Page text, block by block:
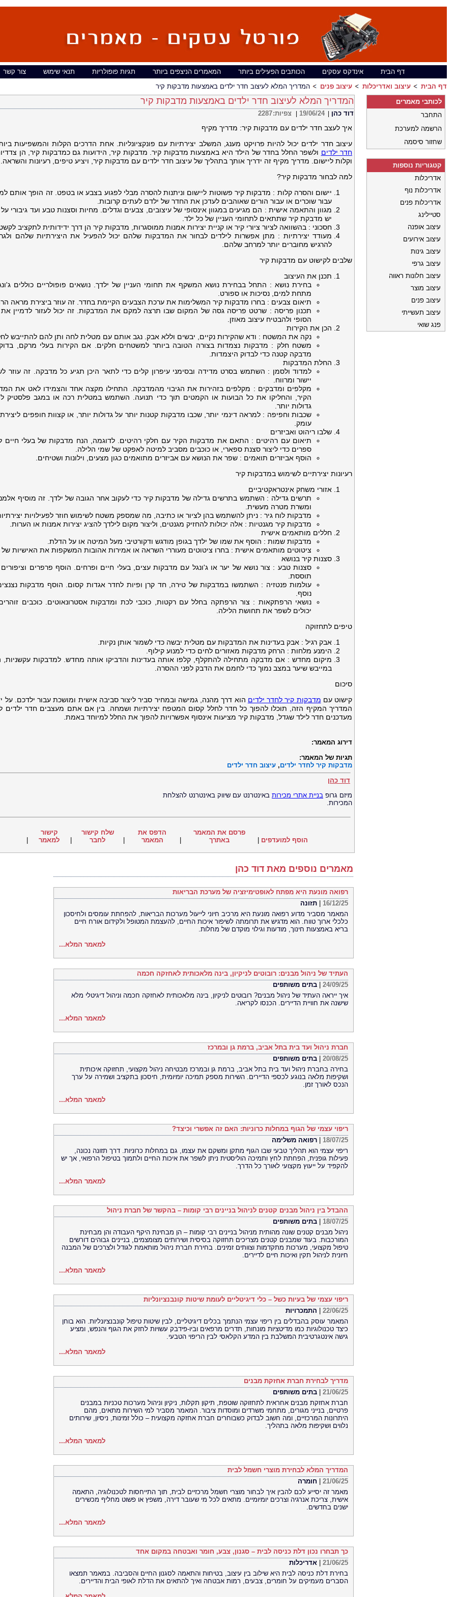
דף הבית אינדקס עסקים הכותבים הפעילים ביותר המאמרים הניצפים ביותר תגיות פופולריות תנאי שימוש
צור קשר
דף הבית
עיצוב ואדריכלות עיצוב פנים המדריך המלא לעיצוב חדר ילדים באמצעות מדבקות קיר
המדריך המלא לעיצוב חדר ילדים באמצעות מדבקות קיר
דוד כהן 19/06/24 צפיות:2287
איך לעצב חדר ילדים עם מדבקות קיר: מדריך מקיף
עיצוב חדר ילדים יכול להיות פרויקט מענג, המשלב יצירתיות עם פונקציונליות. אחת הדרכים הקלות והמשפיעות
חדר ילדים ולשפר החלל בחדר של הילד היא באמצעות מדבקות קיר. מדבקות קיר, הידועות גם כמדבקות קיר, הן
וקלות ליישום. מדריך מקיף זה ידריך אותך בתהליך של עיצוב חדר ילדים עם מדבקות קיר, ויציע טיפים, רעיונות והשראה.
למה לבחור מדבקות קיר?
יישום והסרה קלות : מדבקות קיר פשוטות ליישום וניתנות להסרה מבלי לפגוע בצבע או בטפט. זה הופך אותם
עבור שוכרים או עבור הורים שאוהבים לעדכן את החדר של ילדם לעתים קרובות.
מגוון והתאמה אישית : הם מגיעים במגוון אינסופי של עיצובים, צבעים וגדלים. מחיות וסצנות טבע ועד גיבורי על
יש מדבקת קיר שתתאים לתחומי העניין של כל ילד.
חסכוני : בהשוואה לציור ציורי קיר או קניית יצירות אמנות ממוסגרות, מדבקות קיר הן דרך ידידותית לתקציב
מעודד יצירתיות : מתן אפשרות לילדים לבחור את המדבקות שלהם יכול להפעיל את היצירתיות שלהם
להרגיש מחוברים יותר למרחב שלהם.
שלבים לקישוט עם מדבקות קיר
תכנן את העיצוב
בחירת נושא : התחל בבחירת נושא המשקף את תחומי העניין של ילדך. נושאים פופולריים כוללים
מתחת למים, נסיכות או ספורט.
תיאום צבעים : בחרו מדבקות קיר המשלימות את ערכת הצבעים הקיימת בחדר. זה עוזר ביצירת מראה
תכנון פריסה : שרטט פריסה גסה של המקום שבו תרצה למקם את המדבקות. זה יכול לעזור לדמיין
הסופי ולהבטיח עיצוב מאוזן.
הכן את הקירות
נקה את המשטח : ודא שהקירות נקיים, יבשים וללא אבק. נגב אותם עם מטלית לחה ותן להם להתייבש
משטח חלק : מדבקות נצמדות בצורה הטובה ביותר למשטחים חלקים. אם הקירות בעלי מרקם,
מדבקה קטנה כדי לבדוק היצמדות.
החלת המדבקות
למדוד ולסמן : השתמש בסרט מדידה ובסימני עיפרון קלים כדי לתאר היכן תגיע כל מדבקה. זה עוזר
יישור ומרווח.
מקלפים ומדבקים : מקלפים בזהירות את הגיבוי מהמדבקה. התחילו מקצה אחד והצמידו לאט את
הקיר, והחליקו את כל הבועות או הקמטים תוך כדי תנועה. השתמש במטלית רכה או במגב פלסטיק
גדולות יותר.
שכבות וחפיפה : למראה דינמי יותר, שכבו מדבקות קטנות יותר על גדולות יותר, או קצוות חופפים
עומק.
שלבו ריהוט ואביזרים
תיאום עם רהיטים : התאם את מדבקות הקיר עם חלקי רהיטים. לדוגמה, הנח מדבקות של בעלי חיים
ספרים כדי ליצור סצנת ספארי, או כוכבים מסביב למיטה לאפקט של שמי הלילה.
הוסף אביזרים תואמים : שפר את הנושא עם אביזרים מתואמים כגון מצעים, וילונות ושטיחים.
רעיונות יצירתיים לשימוש במדבקות קיר
אזורי משחק אינטראקטיביים
תרשים גדילה : השתמש בתרשים גדילה של מדבקות קיר כדי לעקוב אחר הגובה של ילדך. זה מוסיף
ומשרת מטרה מעשית.
מדבקות לוח גיר : ניתן להשתמש בהן לציור או כתיבה, מה שמספק משטח לשימוש חוזר לפעילויות
מדבקות קיר מגנטיות : אלה יכולות להחזיק מגנטים, וליצור מקום לילדך להציג יצירות אמנות או הערות.
חללים מותאמים אישית
מדבקות שמות : הוסף את שמו של ילדך בגופן מודגש ודקורטיבי מעל המיטה או על הדלת.
ציטוטים מותאמים אישית : בחרו ציטוטים מעוררי השראה או אמירות אהובות המשקפות את האישיות של
סצנות קיר בנושא
סצנות טבע : צור נושא של יער או ג'ונגל עם מדבקות עצים, בעלי חיים ופרחים. הוסף פרפרים וציפורים
תוססת.
עולמות פנטזיה : השתמשו במדבקות של טירה, חד קרן ופיות לחדר אגדות קסום. הוסף מדבקות
נוסף.
נושאי הרפתקאות : צור הרפתקה בחלל עם רקטות, כוכבי לכת ומדבקות אסטרונאוטים. כוכבים
יכולים לשפר את תחושת הלילה.
טיפים לתחזוקה
אבק רגיל : אבק בעדינות את המדבקות עם מטלית יבשה כדי לשמור אותן נקיות.
הימנע מלחות : הרחק מדבקות מאזורים לחים כדי למנוע קילוף.
מיקום מחדש : אם מדבקה מתחילה להתקלף, קלפו אותה בעדינות והדביקו אותה מחדש. למדבקות
במייבש שיער במצב נמוך כדי לחמם את הדבק לפני ההסרה.
סיכום
קישוט עם מדבקות קיר לחדר ילדים הוא דרך מהנה, גמישה ובמחיר סביר ליצור סביבה אישית ומושכת עבור ילדכם. על
המדריך המקיף הזה, תוכלו להפוך כל חדר לחלל קסום המטפח יצירתיות ושמחה. בין אם אתם מעצבים חדר ילדים
מעדכנים חדר לילד שגדל, מדבקות קיר מציעות אינסוף אפשרויות להפוך את החלל למיוחד באמת.
דירוג המאמר:
תגיות של המאמר:
מדבקות קיר לחדר ילדים, עיצוב חדר ילדים
דוד כהן
מיזם גרופ בניית אתרי מכירות באינטרנט עם שיווק באינטרנט להצלחת
המכירות.
הוסף למועדפים
פרסם את המאמר
באתרך
הדפס את
המאמר
שלח קישור
לחבר
קישור
למאמר
מאמרים נוספים מאת דוד כהן
רפואה מונעת היא מפתח לאופטימיזציה של מערכת הבריאות
16/12/25
תזונה
המאמר מסביר מדוע רפואה מונעת היא מרכיב חיוני לייעול מערכות הבריאות, להפחתת עומסים ולחיסכון
כלכלי ארוך טווח. הוא מדגיש את תרומתה לשיפור איכות החיים, להעצמת המטופל ולקידום אורח חיים
בריא באמצעות חינוך, מודעות וגילוי מוקדם של מחלות.
למאמר המלא...
העתיד של ניהול מבנים: רובוטים לניקיון, בינה מלאכותית לאחזקה חכמה
24/09/25
בתים משותפים
איך ייראה העתיד של ניהול מבנים? רובוטים לניקיון, בינה מלאכותית לאחזקה חכמה וניהול דיגיטלי מלא
שישנה את חוויית הדיירים. הכנסו לקריאה.
למאמר המלא...
חברת ניהול ועד בית בתל אביב, ברמת גן ובמרכז
20/08/25
בתים משותפים
בחירה בחברת ניהול ועד בית בתל אביב, ברמת גן ובמרכז מבטיחה ניהול מקצועי, תחזוקה איכותית
ושקיפות מלאה בנוגע לכספי הדיירים. השירות מספק תמיכה יומיומית, חיסכון בתקציב ושמירה על ערך
הנכס לאורך זמן.
למאמר המלא...
ריפוי עצמי של הגוף במחלות כרוניות: האם זה אפשרי וכיצד?
18/07/25
רפואה משלימה
ריפוי עצמי הוא תהליך טבעי שבו הגוף מתקן ומשקם את עצמו, גם במחלות כרוניות. דרך תזונה נכונה,
פעילות גופנית, הפחתת לחץ ותמיכה הוליסטית ניתן לשפר את איכות החיים ולתמוך בטיפול הרפואי, אך יש
להקפיד על ייעוץ מקצועי לאורך כל הדרך.
למאמר המלא...
ההבדל בין ניהול מבנים קטנים לניהול בניינים רבי קומות – בהקשר של חברת ניהול
18/07/25
בתים משותפים
ניהול מבנים קטנים שונה מהותית מניהול בניינים רבי קומות – הן מבחינת היקף העבודה והן מבחינת
המורכבות. בעוד שמבנים קטנים מצריכים תחזוקה בסיסית ושירותים מצומצמים, בניינים גבוהים דורשים
טיפול מקצועי, מערכות מתקדמות וצוותים זמינים. בחירת חברת ניהול מותאמת לגודל ולצרכים של המבנה
חיונית לניהול תקין ואיכות חיים לדיירים.
למאמר המלא...
ריפוי עצמי של בעיות כשל – כלי דיגיטליים לעומת שיטות קונבנציונליות
22/06/25
התמכרויות
המאמר עוסק בהבדלים בין ריפוי עצמי הנתמך בכלים דיגיטליים, לבין שיטות טיפול קונבנציונליות. הוא בוחן
כיצד טכנולוגיות כמו מדיטציות מונחות, תדרים מרפאים וביו-פידבק עשויות לחזק את הגוף והנפש, ומציע
גישה אינטגרטיבית המשלבת בין המדע הקלאסי לבין הריפוי הטבעי.
למאמר המלא...
מדריך לבחירת חברת אחזקת מבנים
21/06/25
בתים משותפים
חברת אחזקת מבנים אחראית לתחזוקה שוטפת, תיקון תקלות, ניקיון וניהול מערכות טכניות במבנים
פרטיים, בנייני מגורים, מתחמי משרדים ומוסדות ציבור. המאמר מסביר למי השירות מתאים, מהם
היתרונות המרכזיים, ומה חשוב לבדוק כשבוחרים חברת אחזקה מקצועית – כולל זמינות, ניסיון, שירותים
נלווים ושקיפות מלאה בתהליך.
למאמר המלא...
המדריך המלא לבחירת מוצרי חשמל לבית
21/06/25
חומרה
מאמר זה יסייע לכם להבין איך לבחור מוצרי חשמל מרכזיים לבית, תוך התייחסות לטכנולוגיה, התאמה
אישית, צריכת אנרגיה וצרכים יומיומיים. מתאים לכל מי שעובר דירה, משפץ או פשוט מחליף מכשירים
ישנים בחדשים.
למאמר המלא...
כך תבחרו נכון דלת כניסה לבית – סגנון, צבע, חומר ואבטחה במקום אחד
21/06/25
אדריכלות
בחירת דלת כניסה לבית היא שילוב בין עיצוב, בטיחות והתאמה לסגנון החיים והסביבה. במאמר תמצאו
הסברים מעמיקים על חומרים, צבעים, רמות אבטחה ואיך להתאים את הדלת לאופי הבית והדיירים.
לכותבי מאמרים
התחבר
הרשמה למערכת
שחזור סיסמה
קטגוריות נוספות
אדריכלות
אדריכלות נוף
אדריכלות פנים
סטיילינג
עיצוב אופנה
עיצוב אירועים
עיצוב גינות
עיצוב גרפי
עיצוב חלונות ראווה
עיצוב מוצר
עיצוב פנים
עיצוב תעשייתי
פנג שואי